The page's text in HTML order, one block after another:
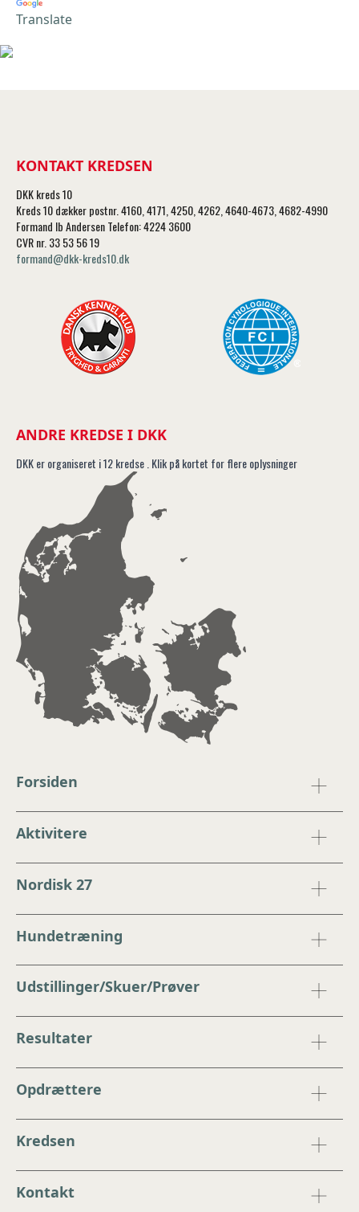
Translate
KONTAKT KREDSEN
DKK kreds 10
Kreds 10 dækker postnr. 4160, 4171, 4250, 4262, 4640-4673, 4682-4990
Formand Ib Andersen Telefon: 4224 3600
CVR nr. 33 53 56 19
formand@dkk-kreds10.dk
ANDRE KREDSE I DKK
DKK er organiseret i 12 kredse . Klik på kortet for flere oplysninger
Forsiden
Aktivitere
Nordisk 27
Hundetræning
Udstillinger/Skuer/Prøver
Resultater
Opdrættere
Kredsen
Kontakt